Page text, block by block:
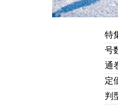
特
号
通
定
判